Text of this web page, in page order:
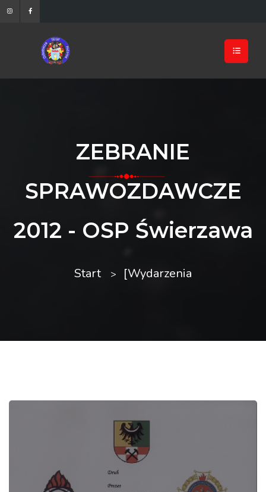
ZEBRANIE
SPRAWOZDAWCZE
2012 - OSP Świerzawa
Start [Wydarzenia